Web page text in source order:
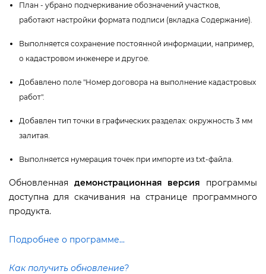
План - убрано подчеркивание обозначений участков,
работают настройки формата подписи (вкладка Содержание).
ыполняется сохранение постоянной информации, например,
о кадастровом инженере и другое.
Добавлено поле "Номер договора на выполнение кадастровых
работ".
Добавлен тип точки в графических разделах: окружность 3 мм
залитая.
ыполняется нумерация точек при импорте из txt-файла.
Обновленная демонстрационная версия программы
доступна для скачивания на странице программного
продукта.
Подробнее о программе...
Как получить обновление?